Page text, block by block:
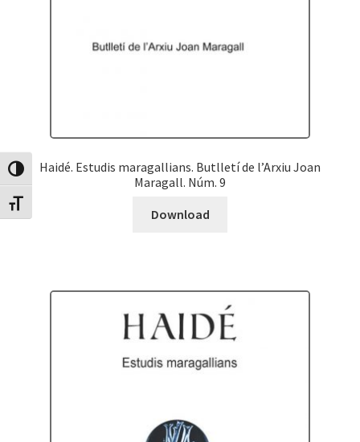
Canvia Alt Contrast
Canvia mida de lletra
Haidé. Estudis maragallians. Butlletí de l’Arxiu Joan
Maragall. Núm. 9
Download